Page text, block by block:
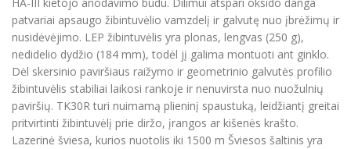
HA-III kietojo anodavimo būdu. Dilimui atspari oksido danga
patvariai apsaugo žibintuvėlio vamzdelį ir galvutę nuo įbrėžimų ir
nusidėvėjimo. LEP žibintuvėlis yra plonas, lengvas (250 g),
nedidelio dydžio (184 mm), todėl jį galima montuoti ant ginklo.
Dėl skersinio paviršiaus raižymo ir geometrinio galvutės profilio
žibintuvėlis stabiliai laikosi rankoje ir nenuvirsta nuo nuožulnių
paviršių. TK30R turi nuimamą plieninį spaustuką, leidžiantį greitai
pritvirtinti žibintuvėlį prie diržo, įrangos ar kišenės krašto.
Lazerinė šviesa, kurios nuotolis iki 1500 m Šviesos šaltinis yra